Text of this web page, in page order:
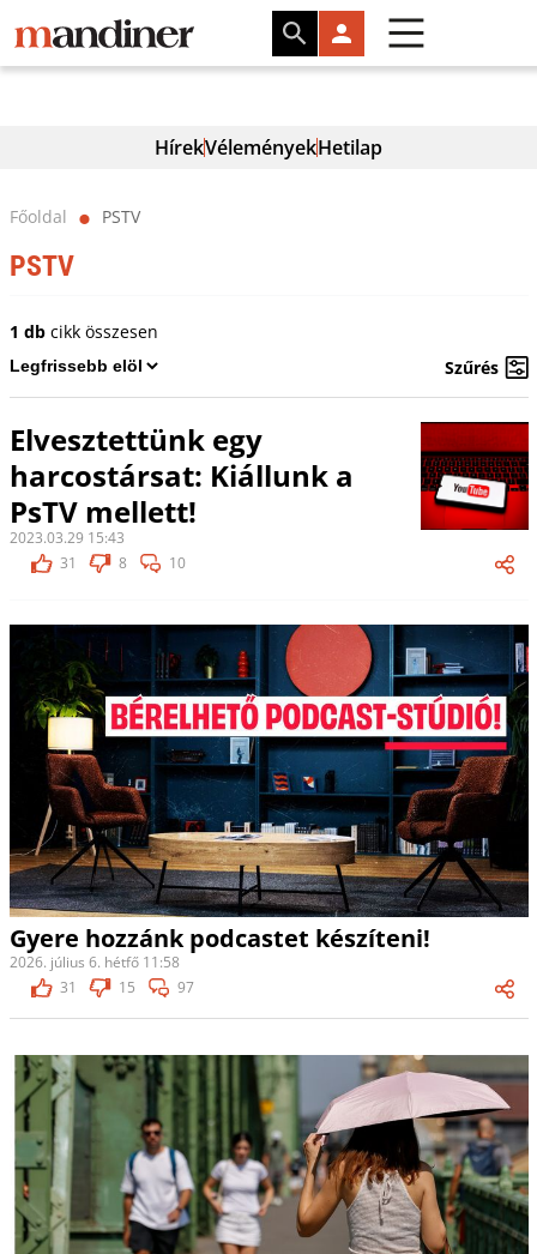
HírekVéleményekHetilap
Főoldal ⬤ PSTV
PSTV
1 dbcikk összesen
Szűrés
Elvesztettünk egy
harcostársat: Kiállunk a
PsTV mellett!
2023.03.29 15:43
31
8 10
Gyere hozzánk podcastet készíteni!
2026. július 6. hétfő 11:58
31
15 97